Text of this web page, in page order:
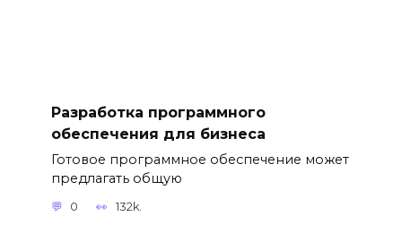
Разработка программного
обеспечения для бизнеса
Готовое программное обеспечение может
предлагать общую
0 132k.